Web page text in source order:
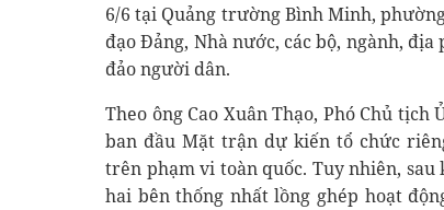
6/6 tại Quảng trường Bình Minh,
đạo Đảng, Nhà nước, các bộ, ngành,
đảo người dân.
Theo ông Cao Xuân Thạo, Phó Chủ
ban đầu Mặt trận dự kiến tổ chức
trên phạm vi toàn quốc. Tuy nhiên,
hai bên thống nhất lồng ghép hoạt